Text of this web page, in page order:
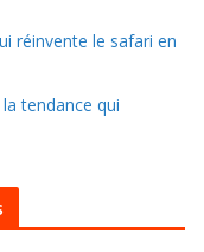
réinvente le safari en
tendance qui